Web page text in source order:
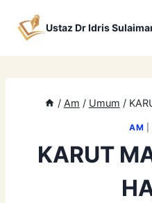
Ustaz Dr Idris
/ Am / Umum /
AM |
KARUT